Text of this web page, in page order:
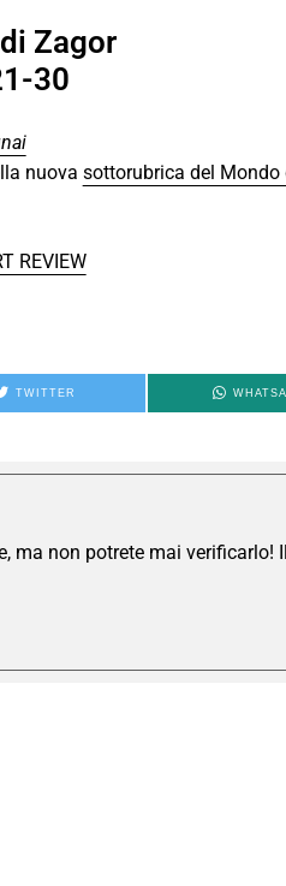
Zagor
30
nuova sottorubrica del Mondo
REVIEW
TWITTER
ma non potrete mai